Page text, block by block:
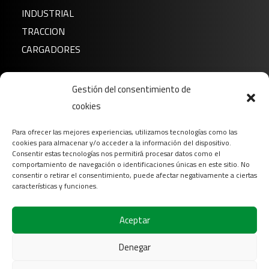
Gestión del consentimiento de
cookies
Para ofrecer las mejores experiencias, utilizamos tecnologías como las
cookies para almacenar y/o acceder a la información del dispositivo.
Consentir estas tecnologías nos permitirá procesar datos como el
comportamiento de navegación o identificaciones únicas en este sitio. No
consentir o retirar el consentimiento, puede afectar negativamente a ciertas
características y funciones.
Aceptar
Denegar
INDUSTRIAL
TRACCION
CARGADORES
Descargar
Contacto
Login
Síganos en